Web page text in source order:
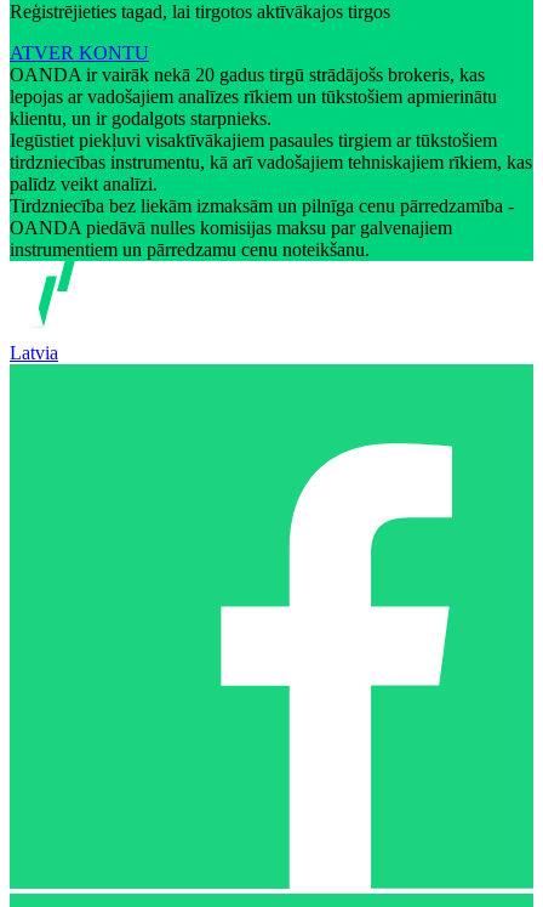
Reģistrējieties tagad, lai tirgotos aktīvākajos tirgos
ATVER KONTU
OANDA ir vairāk nekā 20 gadus tirgū strādājošs brokeris, kas
lepojas ar vadošajiem analīzes rīkiem un tūkstošiem apmierinātu
klientu, un ir godalgots starpnieks.
Iegūstiet piekļuvi visaktīvākajiem pasaules tirgiem ar tūkstošiem
tirdzniecības instrumentu, kā arī vadošajiem tehniskajiem rīkiem, kas
palīdz veikt analīzi.
Tirdzniecība bez liekām izmaksām un pilnīga cenu pārredzamība -
OANDA piedāvā nulles komisijas maksu par galvenajiem
instrumentiem un pārredzamu cenu noteikšanu.
Latvia